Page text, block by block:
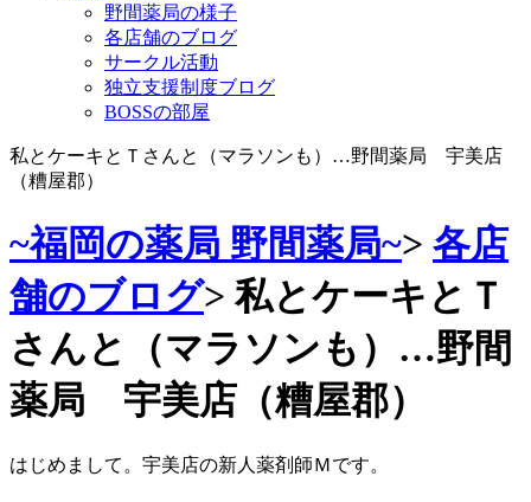
野間薬局の様子
各店舗のブログ
サークル活動
独立支援制度ブログ
BOSSの部屋
私とケーキとＴさんと（マラソンも）…野間薬局 宇美店
（糟屋郡）
~福岡の薬局 野間薬局~> 各店
舗のブログ>私とケーキとＴ
さんと（マラソンも）…野間
薬局 宇美店（糟屋郡）
はじめまして。宇美店の新人薬剤師Ｍです。